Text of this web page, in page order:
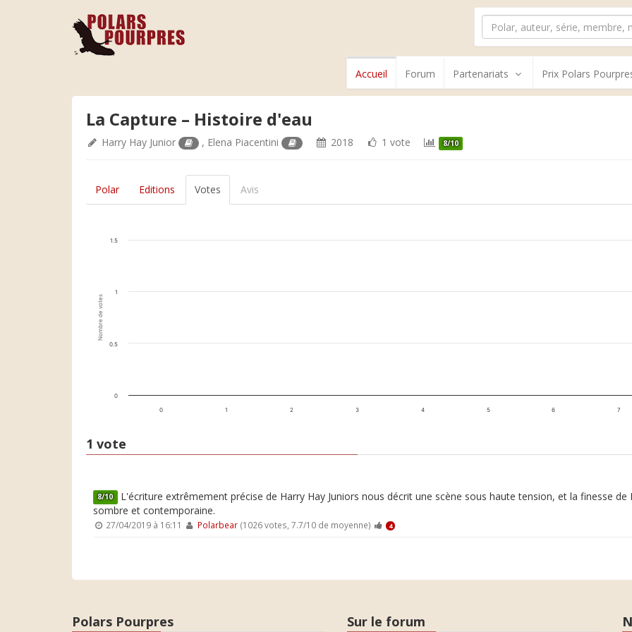
Accueil Forum Partenariats Prix Polars
La Capture – Histoire d'eau
Harry Hay Junior , Elena Piacentini 2018 1 vote 8/10
Polar Editions Votes Avis
Nombre de votes
0 1 2 3 4 5 6 7
0
0.5
1
1.5
1 vote
8/10 L'écriture extrêmement précise de Harry Hay Juniors nous décrit une scène sous haute tension, et la finesse
sombre et contemporaine.
27/04/2019 à 16:11 Polarbear(1026 votes, 7.7/10 de moyenne) 4
Polars Pourpres Sur le forum